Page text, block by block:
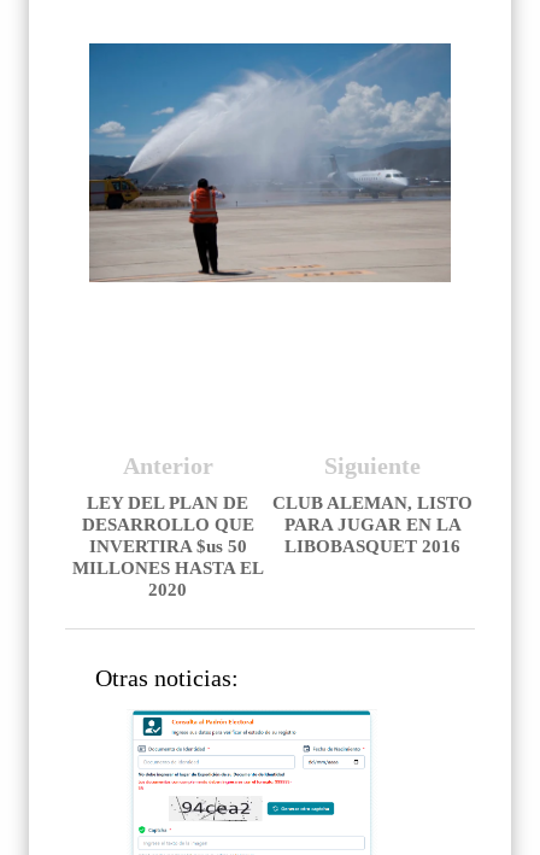
Siguiente
CLUB ALEMAN, LISTO
PARA JUGAR EN LA
LIBOBASQUET 2016
Anterior
LEY DEL PLAN DE
DESARROLLO QUE
INVERTIRA $us 50
MILLONES HASTA EL
2020
Otras noticias: